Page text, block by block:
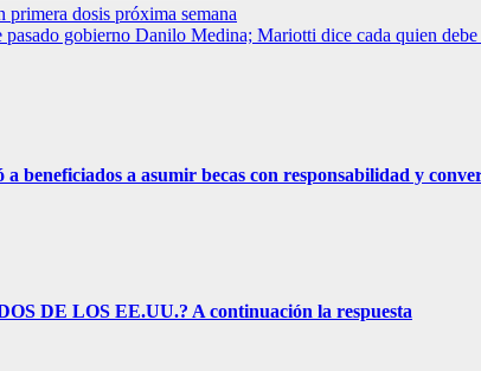
dosis próxima semana
gobierno Danilo Medina; Mariotti dice cada quien debe
a asumir becas con responsabilidad y
DE LOS EE.UU.? A continuación la respuesta